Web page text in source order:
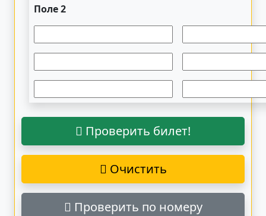
Поле 2
Проверить билет!
Очистить
Проверить по номеру